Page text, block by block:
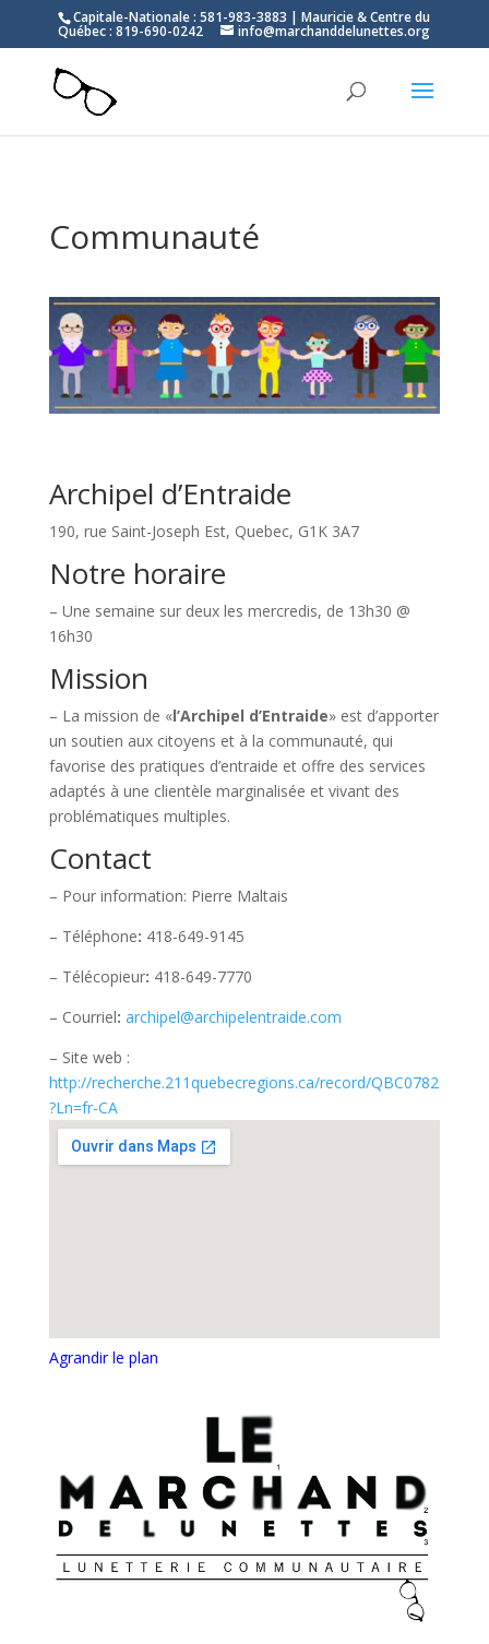
Capitale-Nationale : 581-983-3883 | Mauricie & Centre du
Québec : 819-690-0242 info@marchanddelunettes.org
Communauté
Archipel d’Entraide
190, rue Saint-Joseph Est, Quebec, G1K 3A7
Notre horaire
– Une semaine sur deux les mercredis, de 13h30 @
16h30
Mission
– La mission de «l’Archipel d’Entraide» est d’apporter
un soutien aux citoyens et à la communauté, qui
favorise des pratiques d’entraide et offre des services
adaptés à une clientèle marginalisée et vivant des
problématiques multiples.
Contact
– Pour information: Pierre Maltais
– Téléphone: 418-649-9145
– Télécopieur: 418-649-7770
– Courriel: archipel@archipelentraide.com
– Site web :
http://recherche.211quebecregions.ca/record/QBC0782
?Ln=fr-CA
Agrandir le plan